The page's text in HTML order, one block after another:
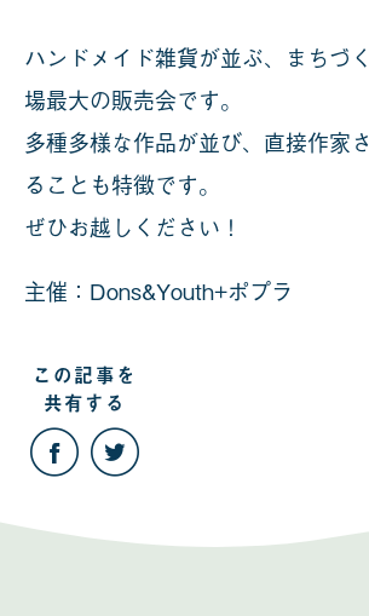
ハンドメイド雑貨が並ぶ、まちづ
場最大の販売会です。
多種多様な作品が並び、直接作家
ることも特徴です。
ぜひお越しください！
主催：Dons&Youth+ポプラ
この記事を
共有する
こ
の
記
Facebook
Twitter